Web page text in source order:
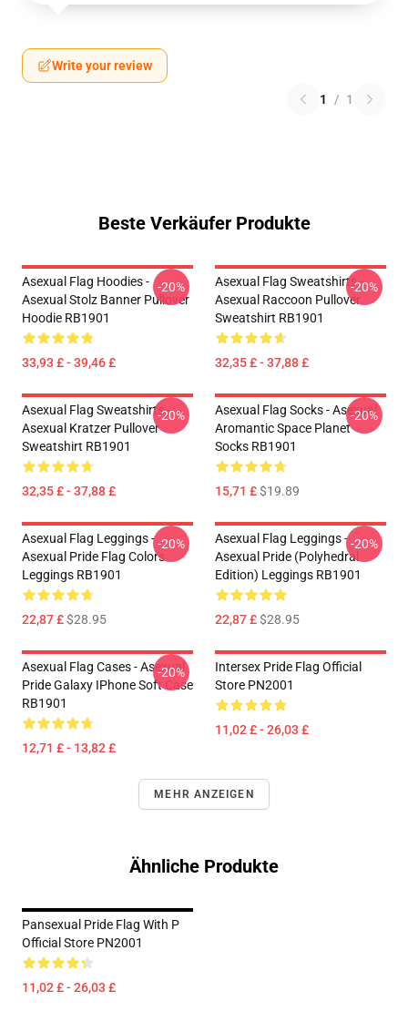
Write your review
1 / 1
Beste Verkäufer Produkte
Asexual Flag Hoodies -
Asexual Stolz Banner Pullover
Hoodie RB1901
33,93 £ - 39,46 £
-20%
Asexual Flag Sweatshirts -
Asexual Raccoon Pullover
Sweatshirt RB1901
32,35 £ - 37,88 £
-20%
Asexual Flag Sweatshirts -
Asexual Kratzer Pullover
Sweatshirt RB1901
32,35 £ - 37,88 £
-20%
Asexual Flag Socks - Asexual
Aromantic Space Planet
Socks RB1901
15,71 £$19.89
-20%
Asexual Flag Leggings -
Asexual Pride Flag Colors
Leggings RB1901
22,87 £$28.95
-20%
Asexual Flag Leggings -
Asexual Pride (Polyhedral
Edition) Leggings RB1901
22,87 £$28.95
-20%
Asexual Flag Cases - Asexual
Pride Galaxy IPhone Soft Case
RB1901
12,71 £ - 13,82 £
-20%
Intersex Pride Flag Official
Store PN2001
11,02 £ - 26,03 £
MEHR ANZEIGEN
Ähnliche Produkte
Pansexual Pride Flag With P
Official Store PN2001
11,02 £ - 26,03 £